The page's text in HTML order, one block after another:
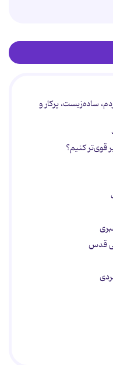
ساده‌زیست، پرکار و
قدس